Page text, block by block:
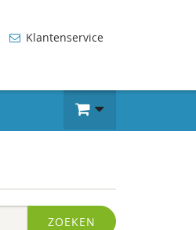
Klantenservice
ZOEKEN